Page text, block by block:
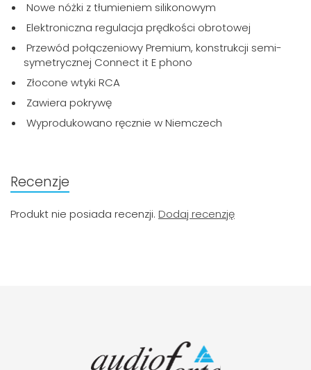
Nowe nóżki z tłumieniem silikonowym
Elektroniczna regulacja prędkości obrotowej
Przewód połączeniowy Premium, konstrukcji semi-
symetrycznej Connect it E phono
Złocone wtyki RCA
Zawiera pokrywę
Wyprodukowano ręcznie w Niemczech
Recenzje
Produkt nie posiada recenzji. Dodaj recenzję